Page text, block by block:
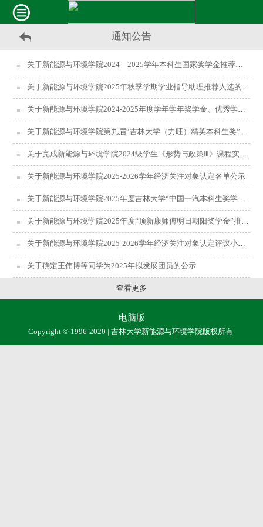
通知公告
关于新能源与环境学院2024—2025学年本科生国家奖学金推荐人选的公示
关于新能源与环境学院2025年秋季学期学业指导助理推荐人选的公示
关于新能源与环境学院2024-2025年度学年学年奖学金、优秀学生和优秀学生干部名额分配、组评小组成员、净加减分政策的公布
关于新能源与环境学院第九届“吉林大学（力旺）精英本科生奖”推荐人选的公示
关于完成新能源与环境学院2024级学生《形势与政策Ⅲ》课程实践教学部分成绩统计的通知
关于新能源与环境学院2025-2026学年经济关注对象认定名单公示
关于新能源与环境学院2025年度吉林大学“中国一汽本科生奖学金”候选人推荐人选的公示
关于新能源与环境学院2025年度“顶新康师傅明日朝阳奖学金”推荐人选的公示
关于新能源与环境学院2025-2026学年经济关注对象认定评议小组成员的公示
关于确定王伟博等同学为2025年拟发展团员的公示
查看更多
电脑版
Copyright © 1996-2020 | 吉林大学新能源与环境学院版权所有